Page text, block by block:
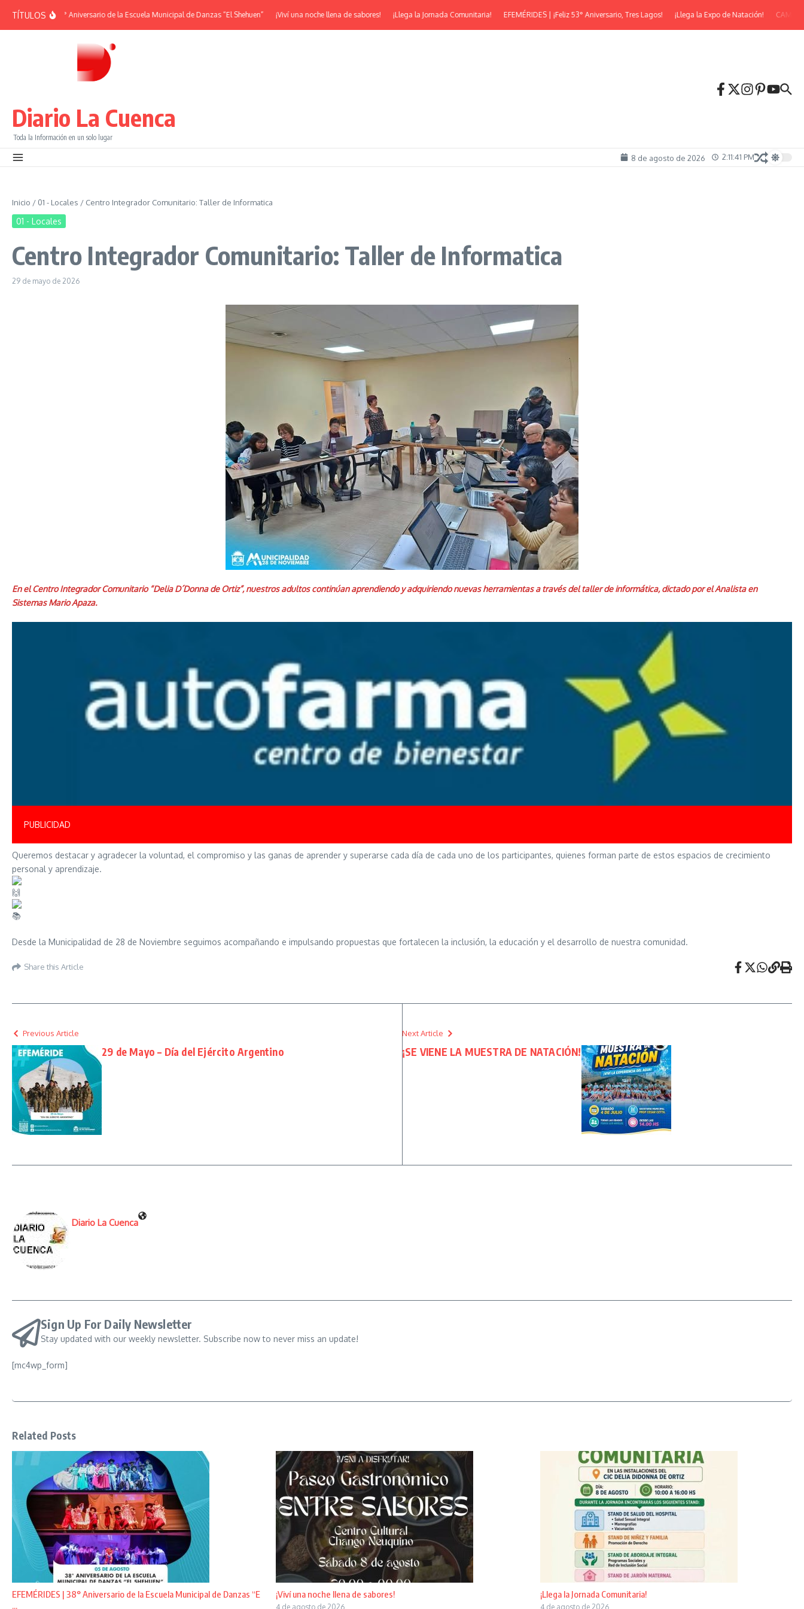
TÍTULOS| 38° Aniversario de la Escuela Municipal de Danzas “El Shehuen” ¡Viví una noche llena de sabores! ¡Llega la Jornada Comunitaria! EFEMÉRIDES | ¡Feliz 53° Aniversario, Tres Lagos! ¡Llega la Expo de Natación! CAMINATA
Diario La Cuenca
Toda la Información en un solo lugar
8 de agosto de 2026 2:11:42 PM
Inicio / 01 - Locales / Centro Integrador Comunitario: Taller de Informatica
01 - Locales
Centro Integrador Comunitario: Taller de Informatica
29 de mayo de 2026
En el Centro Integrador Comunitario “Delia D´Donna de Ortiz”, nuestros adultos continúan aprendiendo y adquiriendo nuevas herramientas a través del taller de informática, dictado por el Analista en
Sistemas Mario Apaza.
PUBLICIDAD
Queremos destacar y agradecer la voluntad, el compromiso y las ganas de aprender y superarse cada día de cada uno de los participantes, quienes forman parte de estos espacios de crecimiento
personal y aprendizaje.
Desde la Municipalidad de 28 de Noviembre seguimos acompañando e impulsando propuestas que fortalecen la inclusión, la educación y el desarrollo de nuestra comunidad.
Share this Article
Previous Article
29 de Mayo – Día del Ejército Argentino
Next Article
¡SE VIENE LA MUESTRA DE NATACIÓN!
Diario La Cuenca
Sign Up For Daily Newsletter
Stay updated with our weekly newsletter. Subscribe now to never miss an update!
[mc4wp_form]
Related Posts
EFEMÉRIDES | 38° Aniversario de la Escuela Municipal de Danzas “E
...
¡Viví una noche llena de sabores!
4 de agosto de 2026
¡Llega la Jornada Comunitaria!
4 de agosto de 2026